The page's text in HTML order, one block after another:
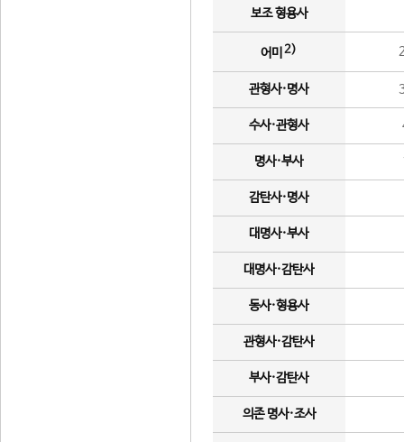
보조 형용사
어미 2)
관형사·명사
수사·관형사
명사·부사
감탄사·명사
대명사·부사
대명사·감탄사
동사·형용사
관형사·감탄사
부사·감탄사
의존 명사·조사